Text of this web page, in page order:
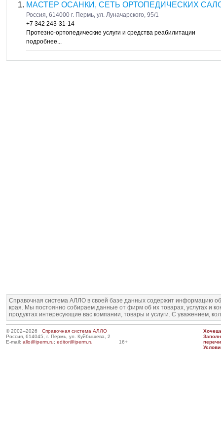
МАСТЕР ОСАНКИ, СЕТЬ ОРТОПЕДИЧЕСКИХ
Россия, 614000 г. Пермь, ул. Луначарского, 95/1
+7 342 243-31-14
Протезно-ортопедические услуги и средства реабилитации
подробнее...
Справочная система АЛЛО в своей базе данных содержит информацию
края. Мы постоянно собираем данные от фирм об их товарах, услугах и
продуктах интересующие вас компании, товары и услуги. С уважением,
© 2002–2026 Справочная система АЛЛО
Россия, 614045, г. Пермь, ул. Куйбышева, 2
E-mail: allo@iperm.ru; editor@iperm.ru 16+